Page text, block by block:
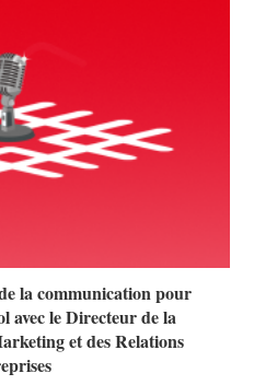
la communication pour
avec le Directeur de la
et des Relations